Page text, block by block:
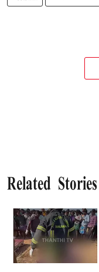
Related Stories